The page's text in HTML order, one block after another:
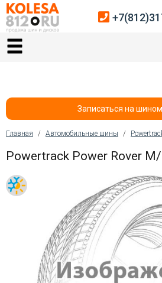
Главная
Автосервис
Датчики давления
Услуги шиномонтажа
Хранение шин
Покупателям
Контакты
Записаться на
Вы здесь
Главная / Автомобильные шины /
Powertrack Power Rover